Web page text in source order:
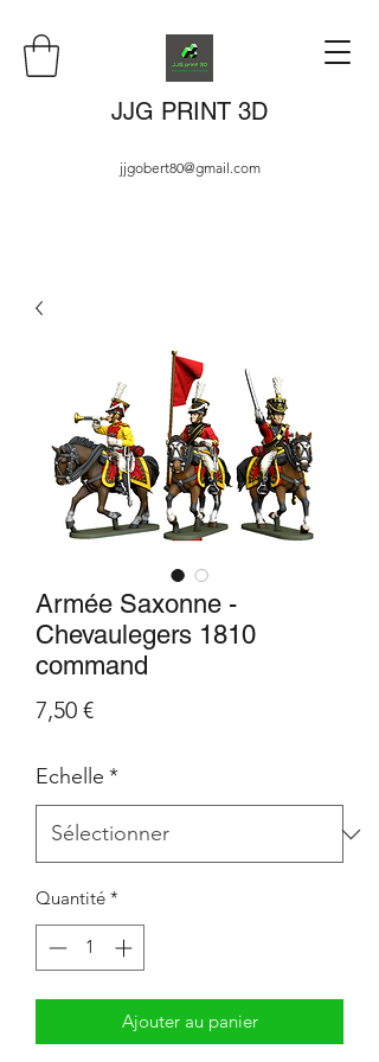
JJG PRINT 3D
jjgobert80@gmail.com
Armée Saxonne -
Chevaulegers 1810
command
7,50 €Prix
Echelle *
Quantité *
Ajouter au panier